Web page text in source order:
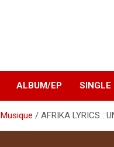
ALBUM/EP SINGLE
Musique AFRIKA LYRICS :